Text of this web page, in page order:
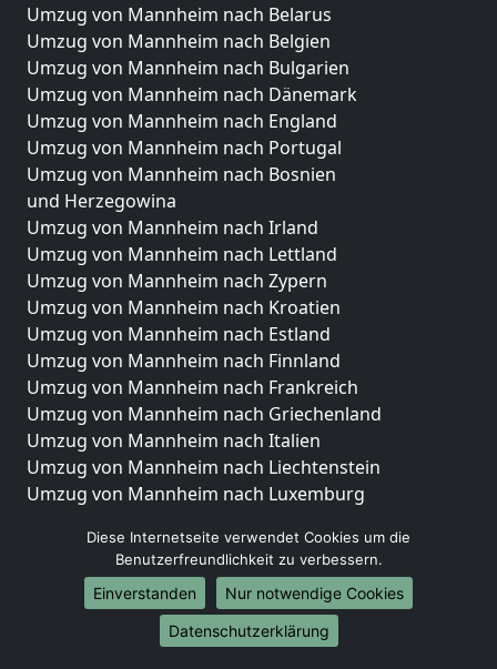
Umzug von Mannheim nach Belarus
Umzug von Mannheim nach Belgien
Umzug von Mannheim nach Bulgarien
Umzug von Mannheim nach Dänemark
Umzug von Mannheim nach England
Umzug von Mannheim nach Portugal
Umzug von Mannheim nach Bosnien
und Herzegowina
Umzug von Mannheim nach Irland
Umzug von Mannheim nach Lettland
Umzug von Mannheim nach Zypern
Umzug von Mannheim nach Kroatien
Umzug von Mannheim nach Estland
Umzug von Mannheim nach Finnland
Umzug von Mannheim nach Frankreich
Umzug von Mannheim nach Griechenland
Umzug von Mannheim nach Italien
Umzug von Mannheim nach Liechtenstein
Umzug von Mannheim nach Luxemburg
Umzug von Mannheim nach Norwegen
Umzüge-Deutschlandweit
Umzug von Mannheim nach Berlin
Umzug von Mannheim nach Hamburg
Diese Internetseite verwendet Cookies um die
Benutzerfreundlichkeit zu verbessern.
Einverstanden
Nur notwendige Cookies
Datenschutzerklärung